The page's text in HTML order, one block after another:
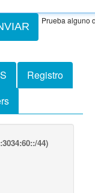
Prueba alguno
Registro
44)